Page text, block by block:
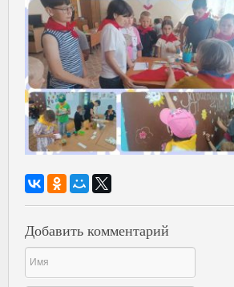
Добавить комментарий